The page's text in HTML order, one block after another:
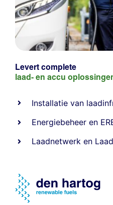
Levert complete
laad- en accu
Installatie van
Energiebeheer en
Laadnetwerk en